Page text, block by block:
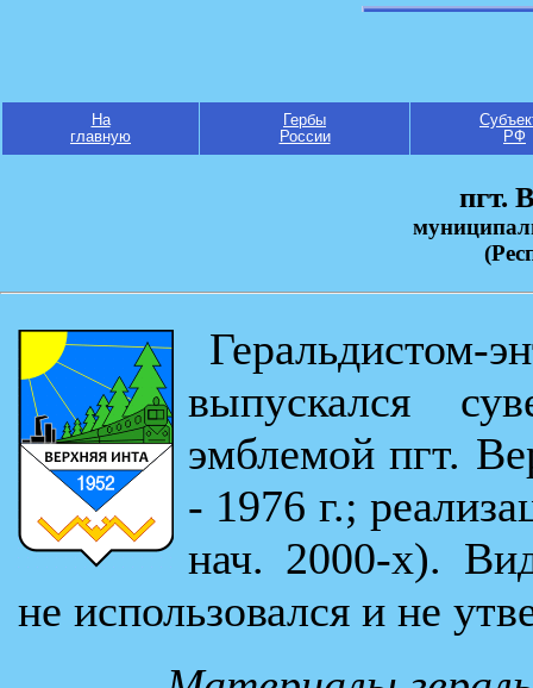
На
главную
Гербы
России
РФ
пгт.
выпускался
эмблемой пгт.
- 1976 г.;
нач. 2000-х).
не использовался и не